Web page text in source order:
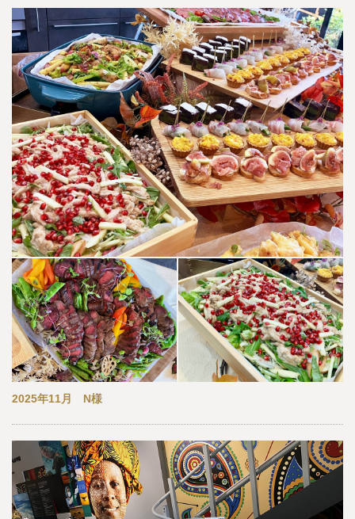
2025年11月 N様